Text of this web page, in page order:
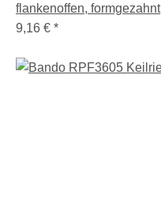
flankenoffen, formgezahnt
9,16 € *